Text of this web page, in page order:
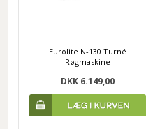
Eurolite N-130 Turné
Røgmaskine
DKK 6.149,00